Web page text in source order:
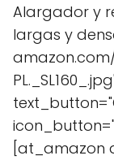
Alargador y
largas y
[at_amazon